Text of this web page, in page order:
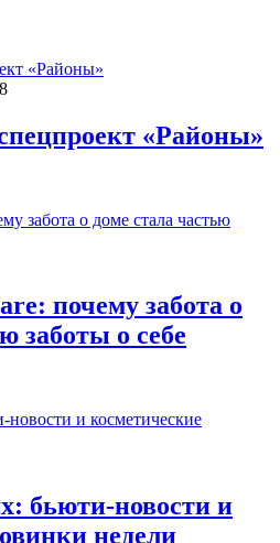
«Районы»
почему забота о
заботы о себе
бьюти-новости и
недели